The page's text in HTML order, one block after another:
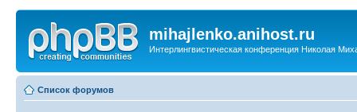
mihajlenko.anihost.ru
Интерлингвистическая конференция Николая
Список форумов